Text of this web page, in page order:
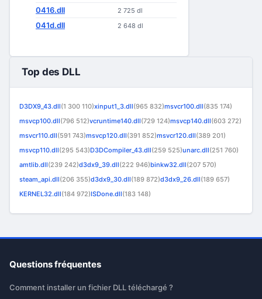
0416.dll 2 725 dl
041d.dll 2 648 dl
Top des DLL
D3DX9_43.dll(1 300 110)xinput1_3.dll(965 832)msvcr100.dll(835 174)
msvcp100.dll(796 512)vcruntime140.dll(729 124)msvcp140.dll(603 272)
msvcr110.dll(591 743)msvcp120.dll(391 852)msvcr120.dll(389 201)
msvcp110.dll(295 543)D3DCompiler_43.dll(259 525)unarc.dll(251 760)
amtlib.dll(239 242)d3dx9_39.dll(222 946)binkw32.dll(207 570)
steam_api.dll(206 355)d3dx9_30.dll(189 872)d3dx9_26.dll(189 657)
KERNEL32.dll(184 972)ISDone.dll(183 148)
Questions fréquentes
Comment installer un fichier DLL téléchargé ?